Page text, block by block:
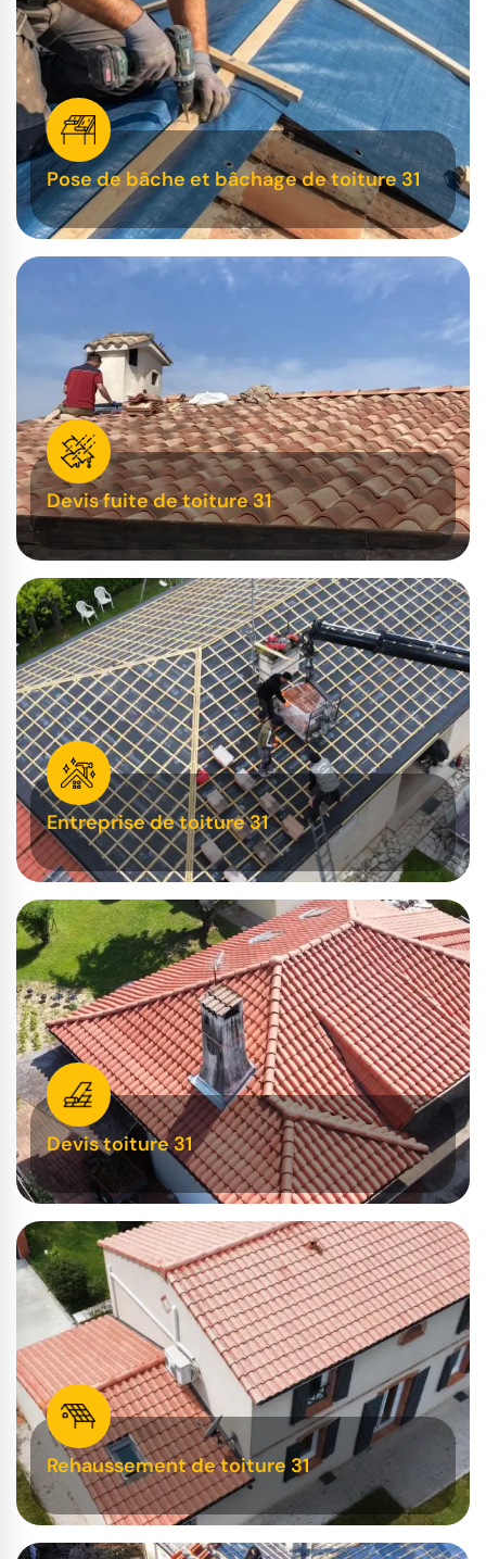
Pose de bâche et bâchage de toiture 31
Devis fuite de toiture 31
Entreprise de toiture 31
Devis toiture 31
Rehaussement de toiture 31